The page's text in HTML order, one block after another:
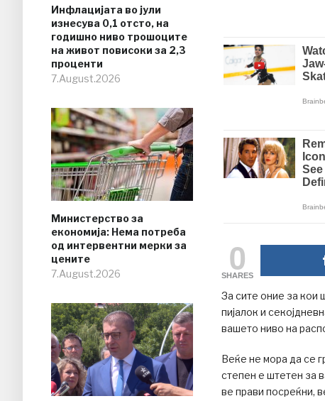
Инфлацијата во јули
изнесува 0,1 отсто, на
годишно ниво трошоците
на живот повисоки за 2,3
проценти
7.August.2026
Министерство за
економија: Нема потреба
од интервентни мерки за
цените
7.August.2026
0
SHARES
За сите оние за кои
пијалок и
вашето ниво на
Веќе не мора да се
степен е штетен за
ве прави посреќни,